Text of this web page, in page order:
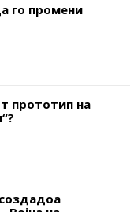
го промени
прототип на